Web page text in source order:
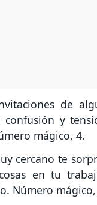
de
confusión y
mágico, 4.
cercano te
en tu
Número